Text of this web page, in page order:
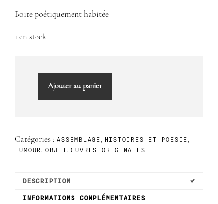
Boite poétiquement habitée
1 en stock
"Squelette
Ajouter au panier
Catégories : ASSEMBLAGE, HISTOIRES ET POÉSIE,
HUMOUR, OBJET, ŒUVRES ORIGINALES
DESCRIPTION
INFORMATIONS COMPLÉMENTAIRES